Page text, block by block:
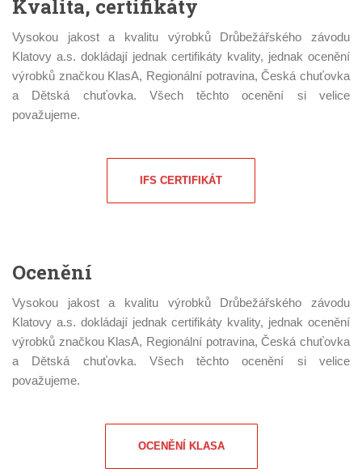
Kvalita, certifikáty
Vysokou jakost a kvalitu výrobků Drůbežářského závodu
Klatovy a.s. dokládají jednak certifikáty kvality, jednak ocenění
výrobků značkou KlasA, Regionální potravina, Česká chuťovka
a Dětská chuťovka. Všech těchto ocenění si velice
považujeme.
IFS CERTIFIKÁT
Ocenění
Vysokou jakost a kvalitu výrobků Drůbežářského závodu
Klatovy a.s. dokládají jednak certifikáty kvality, jednak ocenění
výrobků značkou KlasA, Regionální potravina, Česká chuťovka
a Dětská chuťovka. Všech těchto ocenění si velice
považujeme.
OCENĚNÍ KLASA